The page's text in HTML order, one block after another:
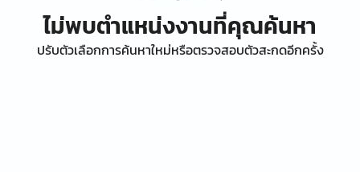
ไม่พบตำแหน่งงานที่คุณค้นหา
ปรับตัวเลือกการค้นหาใหม่หรือตรวจสอบตัวสะกดอีกครั้ง